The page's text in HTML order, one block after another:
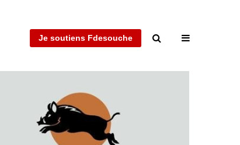
Je soutiens Fdesouche